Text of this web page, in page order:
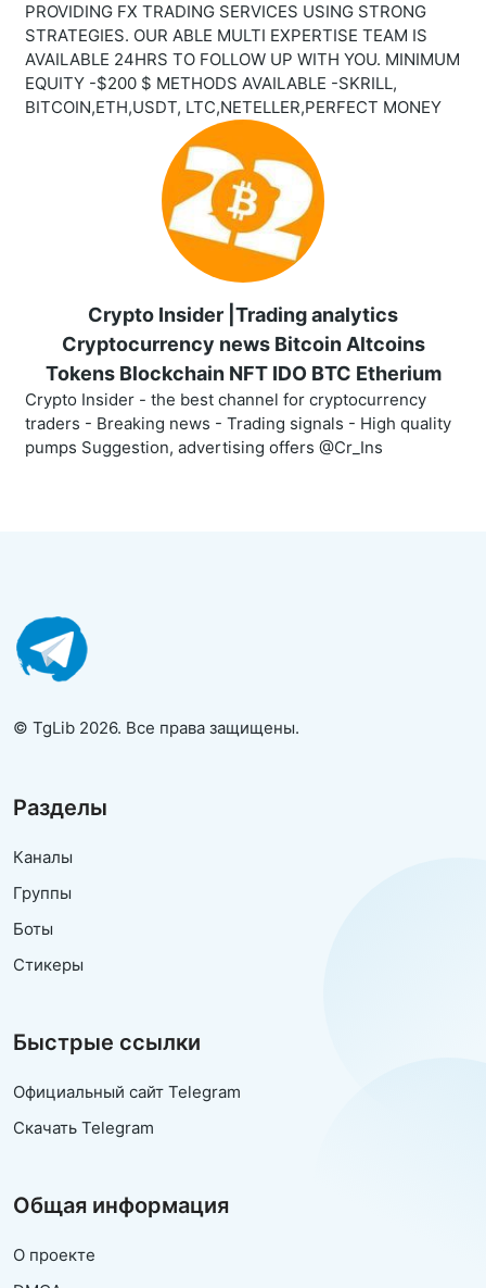
PROVIDING FX TRADING SERVICES USING STRONG
STRATEGIES. OUR ABLE MULTI EXPERTISE TEAM IS
AVAILABLE 24HRS TO FOLLOW UP WITH YOU. MINIMUM
EQUITY -$200 $ METHODS AVAILABLE -SKRILL,
BITCOIN,ETH,USDT, LTC,NETELLER,PERFECT MONEY
Crypto Insider |Trading analytics
Cryptocurrency news Bitcoin Altcoins
Tokens Blockchain NFT IDO BTC Etherium
Crypto Insider - the best channel for cryptocurrency
traders - Breaking news - Trading signals - High quality
pumps Suggestion, advertising offers @Cr_Ins
© TgLib 2026. Все права защищены.
Разделы
Каналы
Группы
Боты
Стикеры
Быстрые ссылки
Официальный сайт Telegram
Скачать Telegram
Общая информация
О проекте